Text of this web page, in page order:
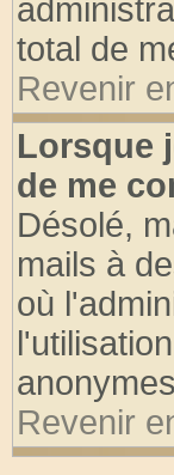
total de
Revenir
Lorsque
de me
Désolé,
mails à
où
Revenir